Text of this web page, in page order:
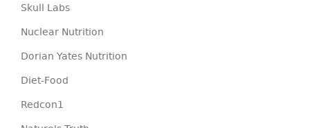
Skull Labs
Nuclear Nutrition
Dorian Yates Nutrition
Diet-Food
Redcon1